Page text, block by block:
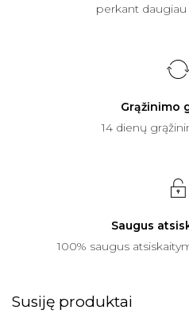
perkant
Grąžinimo
14 dienų
Saugus
100% saugus
Susiję produktai